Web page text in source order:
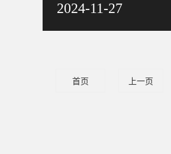
据自己的需求和预
2024-11-27
首页 上一页